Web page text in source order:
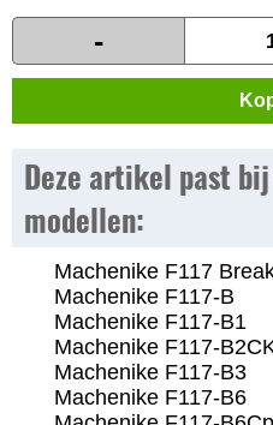
-
Deze artikel past
modellen:
Machenike F117
Machenike F117-B
Machenike F117-B1
Machenike F117-
Machenike F117-B3
Machenike F117-B6